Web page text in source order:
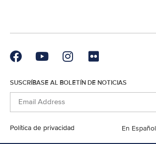
SUSCRÍBASE AL BOLETÍN DE NOTICIAS
Política de privacidad En Español